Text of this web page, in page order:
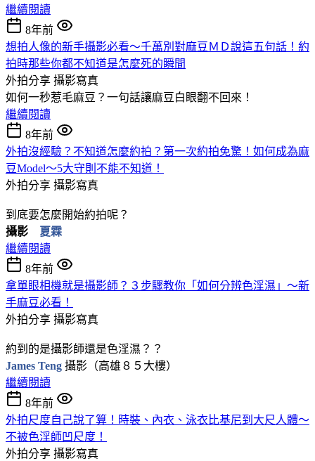
繼續閱讀
8年前
想拍人像的新手攝影必看～千萬別對麻豆ＭＤ說這五句話！約
拍時那些你都不知道是怎麼死的瞬間
外拍分享 攝影寫真
如何一秒惹毛麻豆？ 一句話讓麻豆白眼翻不回來！
繼續閱讀
8年前
外拍沒經驗？不知道怎麼約拍？第一次約拍免驚！如何成為麻
豆Model～5大守則不能不知道！
外拍分享 攝影寫真
到底要怎麼開始約拍呢？
攝影
夏霖
繼續閱讀
8年前
拿單眼相機就是攝影師？３步驟教你「如何分辨色淫濕」～新
手麻豆必看！
外拍分享 攝影寫真
約到的是攝影師還是色淫濕？？
James Teng 攝影（高雄８５大樓）
繼續閱讀
8年前
外拍尺度自己說了算！時裝、內衣、泳衣比基尼到大尺人體～
不被色淫師凹尺度！
外拍分享 攝影寫真